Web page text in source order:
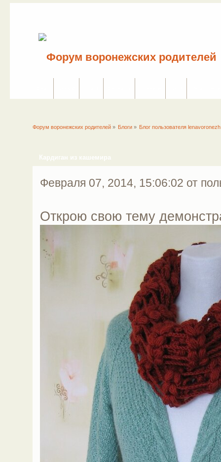
Форум воронежских родителей» Блоги » Блог пользователя lenavoronezh
Кардиган из кашемира
Февраля 07, 2014, 15:06:02 от
Открою свою тему